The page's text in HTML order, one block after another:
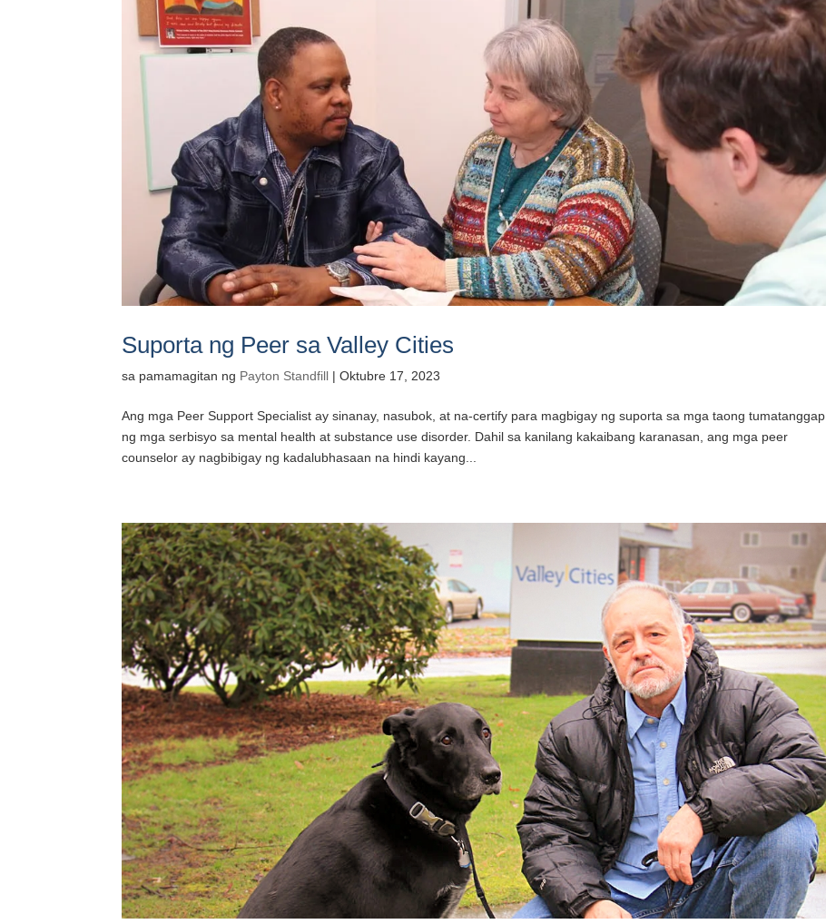
Suporta ng Peer sa Valley Cities
sa pamamagitan ng Payton Standfill |Oktubre 17, 2023
Ang mga Peer Support Specialist ay sinanay, nasubok, at na-certify para magbigay ng suporta sa mga taong tumatanggap
ng mga serbisyo sa mental health at substance use disorder. Dahil sa kanilang kakaibang karanasan, ang mga peer
counselor ay nagbibigay ng kadalubhasaan na hindi kayang...